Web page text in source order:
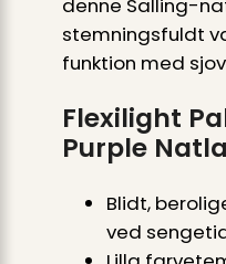
denne Salling-
stemningsfuldt
funktion med
Flexilight
Purple
Blidt,
ved